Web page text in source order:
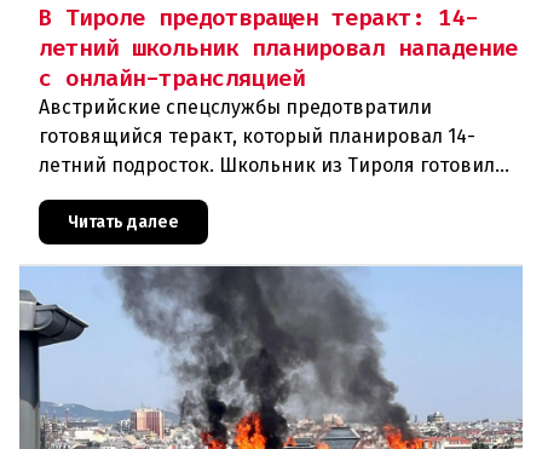
В Тироле предотвращен теракт: 14-
летний школьник планировал нападение
с онлайн-трансляцией
Австрийские спецслужбы предотвратили
готовящийся теракт, который планировал 14-
летний подросток. Школьник из Тироля готовил
намеревался транслировать свои действи
Читать далее